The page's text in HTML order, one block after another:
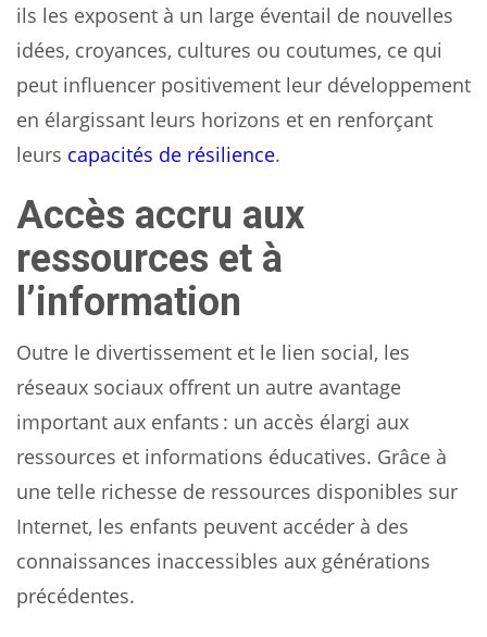
ils les exposent à un large éventail de nouvelles
idées, croyances, cultures ou coutumes, ce qui
peut influencer positivement leur développement
en élargissant leurs horizons et en renforçant
leurs capacités de résilience.
Accès accru aux
ressources et à
l’information
Outre le divertissement et le lien social, les
réseaux sociaux offrent un autre avantage
important aux enfants : un accès élargi aux
ressources et informations éducatives. Grâce à
une telle richesse de ressources disponibles sur
Internet, les enfants peuvent accéder à des
connaissances inaccessibles aux générations
précédentes.